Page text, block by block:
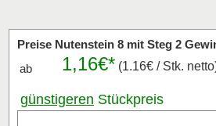
Preise Nutenstein 8 mit Steg 2
ab 1,16€* (1.16€ / Stk.
günstigeren Stückpreis
anfragen